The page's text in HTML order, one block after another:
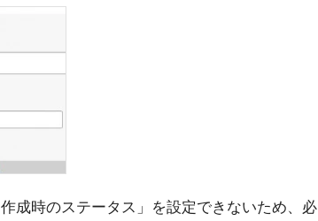
成時のステータス」を設定できないため、必